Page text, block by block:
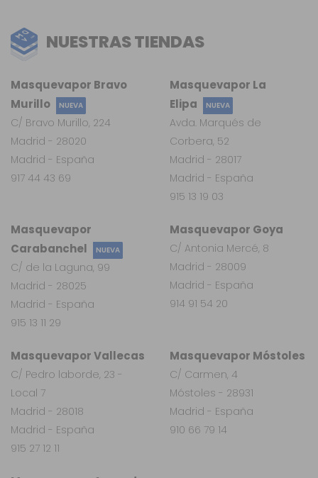
NUESTRAS TIENDAS
Masquevapor
Carabanchel
NUEVA
C/ de la Laguna, 99
Madrid - 28025
Madrid - España
915 13 11 29
Masquevapor Vallecas
C/ Pedro laborde, 23 -
Local 7
Madrid - 28018
Madrid - España
915 27 12 11
Masquevapor Móstoles
C/ Carmen, 4
Móstoles - 28931
Madrid - España
910 66 79 14
Masquevapor Goya
C/ Antonia Mercé, 8
Madrid - 28009
Madrid - España
914 91 54 20
Masquevapor La
Elipa
NUEVA
Avda. Marqués de
Corbera, 52
Madrid - 28017
Madrid - España
915 13 19 03
Masquevapor Bravo
Murillo
NUEVA
C/ Bravo Murillo, 224
Madrid - 28020
Madrid - España
917 44 43 69